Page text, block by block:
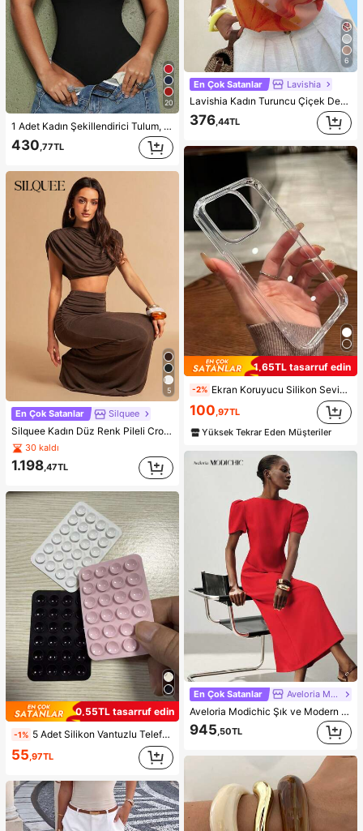
20
1 Adet Kadın Şekillendirici Tulum, Karın Kontrolü, Bel Şekillendirici, Kalça Kaldırıcı, Dikişsiz Şekillendirici Tulum, Tanga İç Çamaşırı
430,77TL
5
En Çok Satanlar Silquee
Silquee Kadın Düz Renk Pileli Crop Üst ve Balık Etek Moda 2 Parça Takım
30 kaldı
1.198,47TL
0,55TL tasarruf edin
-1% 5 Adet Silikon Vantuzlu Telefon Kılıf Tutucu, Vantuzlu Telefon Standı, Yapışkanlı Telefon Tutucu, Yapışkanlı Telefon Standı (Kullanmadan önce yüzeyi dikkatlice temizleyin, temiz ve düz olduğundan emin olun. Yapıştırdıktan sonra kullanmak için 30 dakika bekleyin), Olmazsa Olmaz
55,97TL
6
En Çok Satanlar Lavishia
Lavishia Kadın Turuncu Çiçek Desenli Halter Yaka Üst, Günlük Plaj Tatil Yazlık
376,44TL
1,65TL tasarruf edin
-2% Ekran Koruyucu Silikon Sevimli Minimalist Darbeye Dayanıklı Düz Renk Şık Yüksek Kalite Apple Şeffaf Sade Tam Gövde Parlak Telefon Kılıfı 15/15 Pro Max/15 Pro/15 Plus/11/12/13/14/16 Pro Max/XS/XR/11 Pro/11 Pro Max/12 Pro/12 Pro Max/13 Pro/13 Pro Max/7 Plus/14 Pro/14 Pro Max/14 Plus/16 Pro/16 Plus/7 Plus/8 Plus/8/SE2 ile Uyumlu Su Geçirmez Düşmeye Karşı Dayanıklı Çizilmeye Karşı Dayanıklı Doğum Günü Hediyesi Yıldönümü Profesyonel
100 ,97TL
Yüksek Tekrar Eden Müşteriler
En Çok Satanlar Aveloria Modichic
Aveloria Modichic Şık ve Modern Minimalist Kadın Uzun Elbise, Fransız Vintage Günlük Şehir Stili, Belden Oturtmalı Düz Kesim, Parlak Kırmızı, Polyester Karışımlı, Dökümlü ve Pürüzsüz, Yazlık, Seyahat, Parti, Resmi Ziyafet, Anneler Günü, Mezuniyet Sezonu, Tatil Kombini
945,50TL